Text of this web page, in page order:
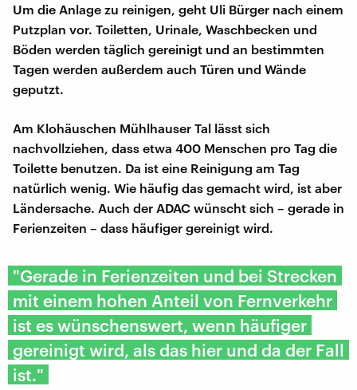
Um die Anlage zu reinigen, geht Uli Bürger nach einem
Putzplan vor. Toiletten, Urinale, Waschbecken und
Böden werden täglich gereinigt und an bestimmten
Tagen werden außerdem auch Türen und Wände
geputzt.
Am Klohäuschen Mühlhauser Tal lässt sich
nachvollziehen, dass etwa 400 Menschen pro Tag die
Toilette benutzen. Da ist eine Reinigung am Tag
natürlich wenig. Wie häufig das gemacht wird, ist aber
Ländersache. Auch der ADAC wünscht sich – gerade in
Ferienzeiten – dass häufiger gereinigt wird.
"Gerade in Ferienzeiten und bei Strecken
mit einem hohen Anteil von Fernverkehr
ist es wünschenswert, wenn häufiger
gereinigt wird, als das hier und da der Fall
ist."